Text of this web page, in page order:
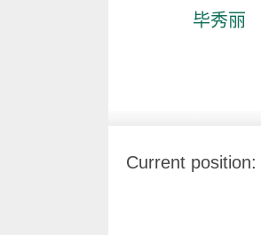
毕秀丽
Current position: